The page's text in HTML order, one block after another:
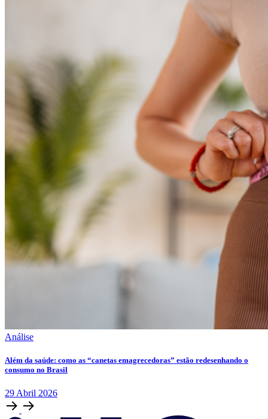
Análise
Além da saúde: como as “canetas emagrecedoras” estão redesenhando o
consumo no Brasil
29 Abril 2026